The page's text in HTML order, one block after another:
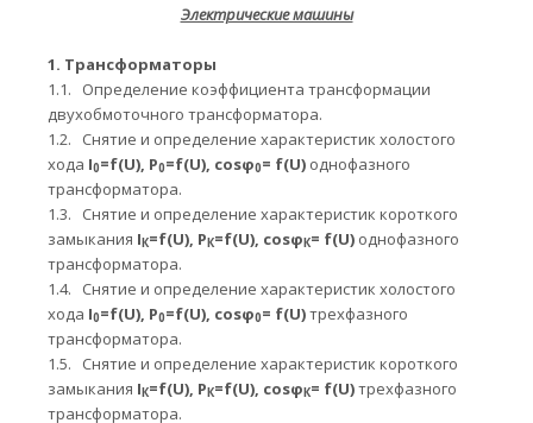
Электрические машины
1. Трансформаторы
1.1.
Определение коэффициента трансформации
двухобмоточного трансформатора.
1.2.
Снятие и определение характеристик холостого
хода I0=f(U), Р0=f(U), cosφ0= f(U) однофазного
трансформатора.
1.3.
Снятие и определение характеристик короткого
замыкания I К=f(U), Р К=f(U), cosφ К= f(U) однофазного
трансформатора.
1.4.
Снятие и определение характеристик холостого
хода I0=f(U), Р0=f(U), cosφ0= f(U)трехфазного
трансформатора.
1.5.
Снятие и определение характеристик короткого
замыкания I К=f(U), Р К=f(U), cosφ К= f(U)трехфазного
трансформатора.